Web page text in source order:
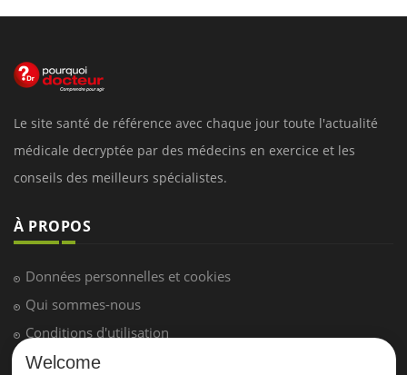
Le site santé de référence avec chaque jour toute l'actualité
médicale decryptée par des médecins en exercice et les
conseils des meilleurs spécialistes.
À PROPOS
Données personnelles et cookies
Qui sommes-nous
Conditions d'utilisation
Plan du site
Welcome